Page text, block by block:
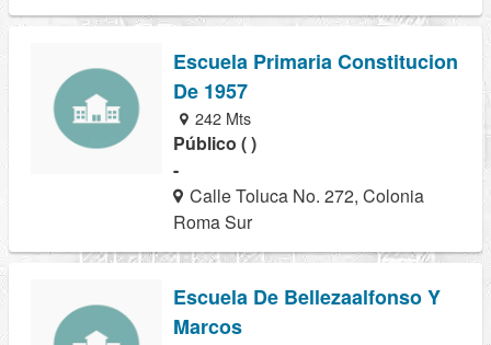
Escuela Primaria Constitucion
De 1957
242 Mts
Público ( )
-
Calle Toluca No. 272, Colonia
Roma Sur
Escuela De Bellezaalfonso Y
Marcos